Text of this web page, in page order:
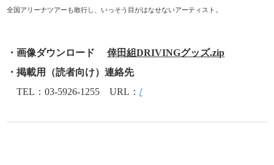
全国アリーナツアーも敢行し、いっそう目がはなせないアーティスト。
・画像ダウンロード倖田組DRIVINGグッズ.zip
・掲載用（読者向け）連絡先
TEL：03-5926-1255 URL：/